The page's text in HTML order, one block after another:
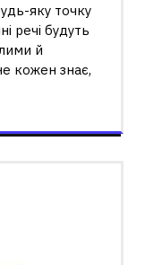
яку точку
речі будуть
й
кожен знає,